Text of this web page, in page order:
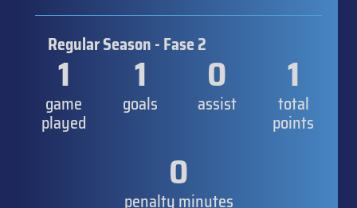
Regular Season - Fase 2
1
game
played
1
goals
0
assist
1
total
points
0
penalty minutes